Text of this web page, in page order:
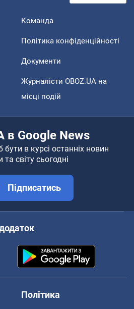
Команда
Політика конфіденційності
Документи
Журналісти OBOZ.UA на
місці подій
в Google News
бути в курсі останніх новин
та світу сьогодні
Підписатись
Політика